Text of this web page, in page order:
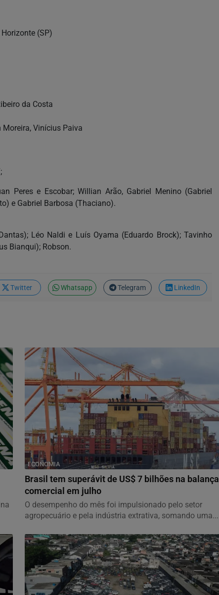
(SP)
da Costa
Moreira, Vinícius Paiva
Peres e Escobar; Willian Arão, Gabriel Menino (Gabriel
e Gabriel Barbosa (Thaciano).
Léo Naldi e Luís Oyama (Eduardo Brock); Tavinho
Bianqui); Robson.
Twitter Whatsapp Telegram LinkedIn
ECONOMIA
Brasil tem superávit de US$ 7 bilhões na balança
comercial em julho
O desempenho do mês foi impulsionado pelo setor
agropecuário e pela indústria extrativa, somando uma...